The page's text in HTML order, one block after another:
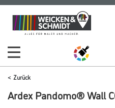
Zum
Inhalt
Zum
Navigationsmenü
Zurück
Ardex Pandomo® Wall